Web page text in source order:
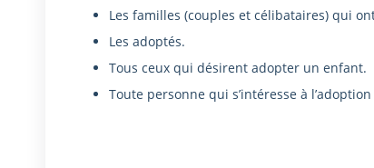
Les familles (couples et célibataires) qui
Les adoptés.
Tous ceux qui désirent adopter un enfant.
Toute personne qui s’intéresse à